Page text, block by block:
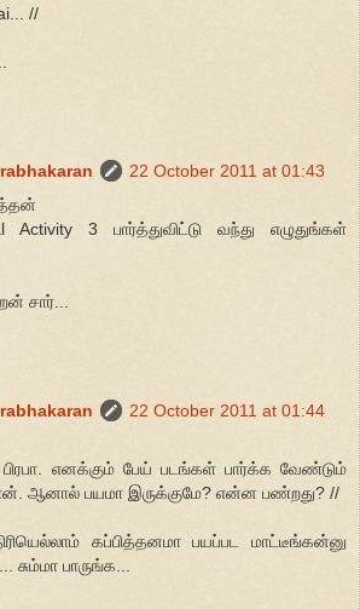
//
22 October 2011 at 01:43
Activity 3 பார்த்துவிட்டு வந்து எழுதுங்கள்
சார்...
22 October 2011 at 01:44
பிரபா. எனக்கும் பேய் படங்கள் பார்க்க வேண்டும்
ஆனால் பயமா இருக்குமே? என்ன பண்றது? //
கப்பித்தனமா பயப்பட மாட்டீங்கன்னு
சும்மா பாருங்க...